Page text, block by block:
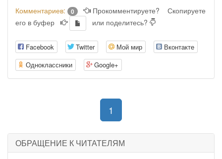
Комментариев: 0 Прокомментируете?
Скопируете
его в буфер
или поделитесь?
Facebook Twitter Мой мир
Вконтакте
Одноклассники
Google+
1
ОБРАЩЕНИЕ К ЧИТАТЕЛЯМ